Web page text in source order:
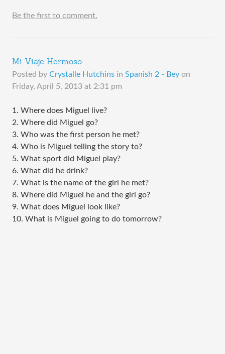
Be the first to comment.
Mi Viaje Hermoso
Posted by Crystalle Hutchins in Spanish 2 - Bey on
Friday, April 5, 2013 at 2:31 pm
1. Where does Miguel live?
2. Where did Miguel go?
3. Who was the first person he met?
4. Who is Miguel telling the story to?
5. What sport did Miguel play?
6. What did he drink?
7. What is the name of the girl he met?
8. Where did Miguel he and the girl go?
9. What does Miguel look like?
10. What is Miguel going to do tomorrow?